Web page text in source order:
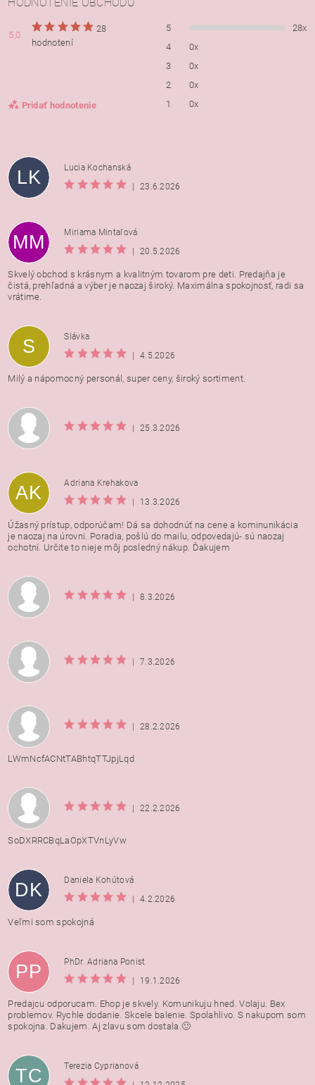
5,0
28
hodnotení
Pridať hodnotenie
5
28x
4
0x
3
0x
2
0x
1
0x
Vložením hodnotenie súhlasíte s
osobných údajov
LK
Lucia Kochanská
|
23.6.2026
MM
Miriama Mintaľová
|
20.5.2026
Skvelý obchod s krásnym a kvalitným tovarom pre deti. Predajňa je
čistá, prehľadná a výber je naozaj široký. Maximálna spokojnosť, radi sa
vrátime.
S
Slávka
|
4.5.2026
Milý a nápomocný personál, super ceny, široký sortiment.
| 25.3.2026
AK
Adriana Krehakova
|
13.3.2026
Úžasný prístup, odporúčam! Dá sa dohodnúť na cene a kominunikácia
je naozaj na úrovni. Poradia, pošlú do mailu, odpovedajú- sú naozaj
ochotní. Určite to nieje môj posledný nákup. Ďakujem
| 8.3.2026
| 7.3.2026
| 28.2.2026
LWmNcfACNtTABhtqTTJpjLqd
| 22.2.2026
SoDXRRCBqLaOpXTVnLyVw
DK
Daniela Kohútová
|
4.2.2026
Veľmi som spokojná
PP
PhDr. Adriana Ponist
|
19.1.2026
Predajcu odporucam. Ehop je skvely. Komunikuju hned. Volaju. Bex
problemov. Rychle dodanie. Skcele balenie. Spolahlivo. S nakupom som
spokojna. Dakujem. Aj zlavu som dostala.🙂
TC
Terezia Cyprianová